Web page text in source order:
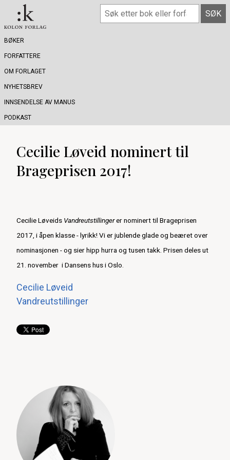
BØKER
FORFATTERE
OM FORLAGET
NYHETSBREV
INNSENDELSE AV MANUS
PODKAST
Cecilie Løveid nominert til
Brageprisen 2017!
Cecilie Løveids Vandreutstillingerer nominert til Brageprisen
2017, i åpen klasse - lyrikk! Vi er jublende glade og beæret over
nominasjonen - og sier hipp hurra og tusen takk. Prisen deles ut
21. november i Dansens hus i Oslo.
Cecilie Løveid
Vandreutstillinger